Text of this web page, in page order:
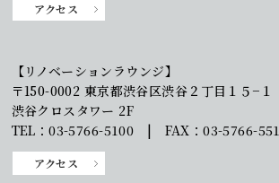
アクセス
【リノベーションラウンジ】
〒150-0002 東京都渋谷区渋谷２丁目１５−１
渋谷クロスタワー 2F
TEL：03-5766-5100 | FAX：03-5766-
アクセス